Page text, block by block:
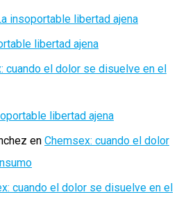
insoportable libertad ajena
libertad ajena
cuando el dolor se disuelve en el
libertad ajena
en Chemsex: cuando el dolor
cuando el dolor se disuelve en el